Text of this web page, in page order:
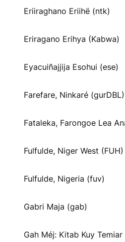
Eriiraghano Eriihë (ntk)
Eriragano Erihya (Kabwa)
Eyacuiñajjija Esohui (ese)
Farefare, Ninkaré (gurDBL)
Fataleka, Farongoe Lea
Fulfulde, Niger West (FUH)
Fulfulde, Nigeria (fuv)
Gabri Maja (gab)
Gah Méj: Kitab Kuy Temiar